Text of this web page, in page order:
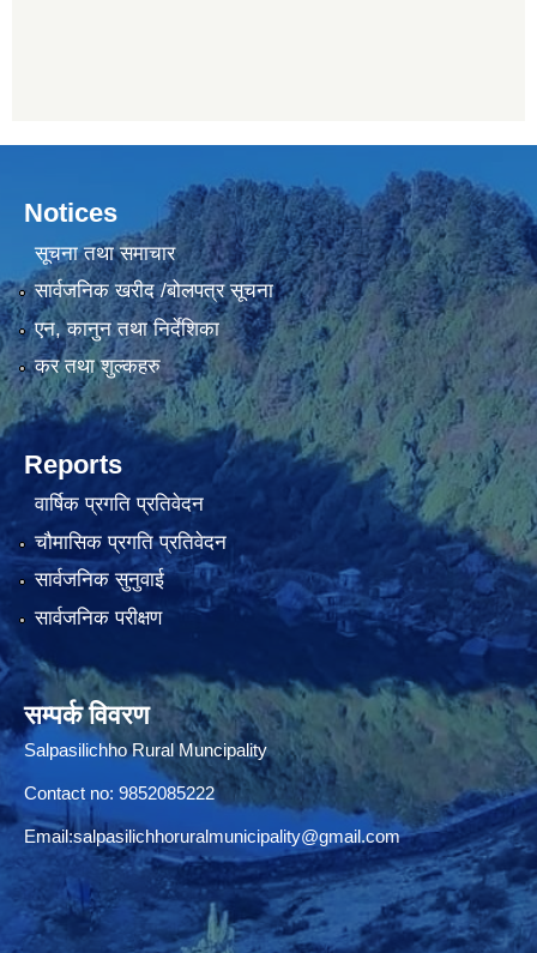
Notices
सूचना तथा समाचार
सार्वजनिक खरीद /बोलपत्र सूचना
एन, कानुन तथा निर्देशिका
कर तथा शुल्कहरु
Reports
वार्षिक प्रगति प्रतिवेदन
चौमासिक प्रगति प्रतिवेदन
सार्वजनिक सुनुवाई
सार्वजनिक परीक्षण
सम्पर्क विवरण
Salpasilichho Rural Muncipality
Contact no: 9852085222
Email:salpasilichhoruralmunicipality@gmail.com